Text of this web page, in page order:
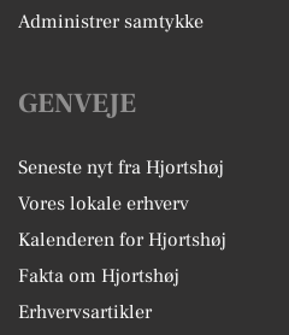
Administrer samtykke
GENVEJE
Seneste nyt fra Hjortshøj
Vores lokale erhverv
Kalenderen for Hjortshøj
Fakta om Hjortshøj
Erhvervsartikler